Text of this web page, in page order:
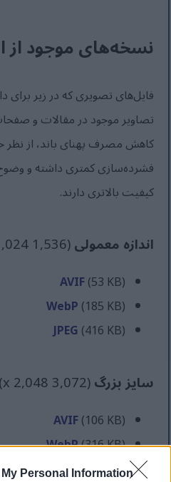
Personal Information
نسخه‌های موجود از
فایل‌های تصویری که در زیر
تصاویر موجود در مقالات و
کاهش مصرف پهنای باند، از نظر
فشرده‌سازی کمتری داشته و وضوح
کیفیت بالاتری دارند.
اندازه معمولی(1,536 x 1,024)
AVIF(53 KB)
WebP(185 KB)
JPEG(416 KB)
سایز بزرگ(3,072 x 2,048)
AVIF(106 KB)
WebP(316 KB)
JPEG(975 KB)